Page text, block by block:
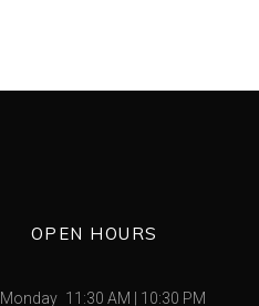
OPEN HOURS
Monday 11:30 AM 10:30 PM